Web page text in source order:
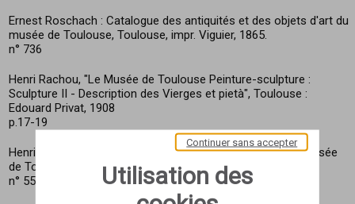
Ernest Roschach : Catalogue des antiquités et des objets d'art du
musée de Toulouse, Toulouse, impr. Viguier, 1865.
n° 736
Henri Rachou, "Le Musée de Toulouse Peinture-sculpture :
Sculpture II - Description des Vierges et pietà", Toulouse :
Edouard Privat, 1908
p.17-19
Henri Rachou, Catalogue de sculpture et d'épigraphie du musée
de Toulouse, Toulouse, impr. Privat, 1912.
n° 551
Utilisation des
Continuer sans accepter